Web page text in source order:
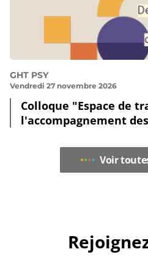
GHT PSY
Vendredi 27 novembre 2026
Colloque "Espace de
l'accompagnement
Voir